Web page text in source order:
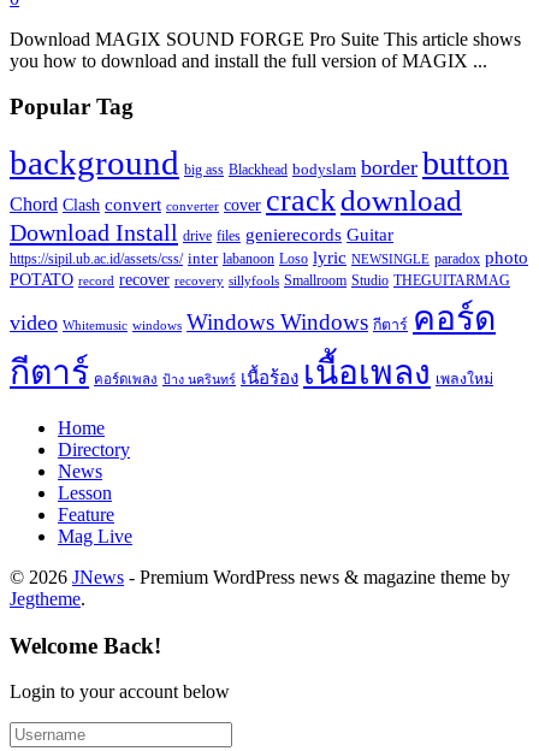
Download MAGIX SOUND FORGE Pro Suite This article shows
you how to download and install the full version of MAGIX ...
Popular Tag
background big ass Blackhead bodyslam border button
Chord Clash convert converter cover crackdownload
Download Install drive files genierecords Guitar
https://sipil.ub.ac.id/assets/css/ inter labanoon Loso lyric NEWSINGLE paradox photo
POTATO record recover recovery sillyfools Smallroom Studio THEGUITARMAG
video Whitemusic windows Windows Windows กีตาร์ คอร์ด
กีตาร์ คอร์ดเพลง ป้าง นครินทร์ เนื้อร้อง เนื้อเพลง เพลงใหม่
Home
Directory
News
Lesson
Feature
Mag Live
© 2026 JNews - Premium WordPress news & magazine theme by
Jegtheme.
Welcome Back!
Login to your account below